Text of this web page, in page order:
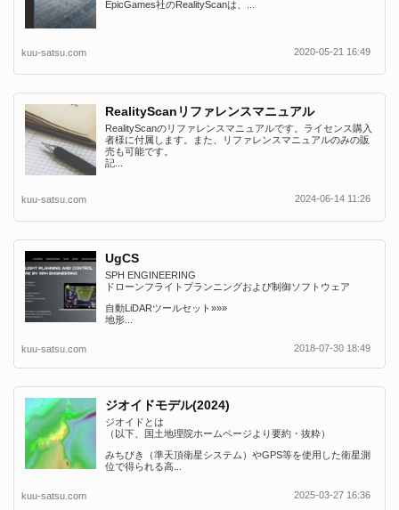
EpicGames社のRealityScanは、...
kuu-satsu.com 2020-05-21 16:49
RealityScanリファレンスマニュアル
RealityScanのリファレンスマニュアルです。ライセンス購入
者様に付属します。また、リファレンスマニュアルのみの販
売も可能です。
記...
kuu-satsu.com 2024-06-14 11:26
UgCS
SPH ENGINEERING
ドローンフライトプランニングおよび制御ソフトウェア
自動LiDARツールセット»»»
地形...
kuu-satsu.com 2018-07-30 18:49
ジオイドモデル(2024)
ジオイドとは
（以下、国土地理院ホームページより要約・抜粋）
みちびき（準天頂衛星システム）やGPS等を使用した衛星測
位で得られる高...
kuu-satsu.com 2025-03-27 16:36